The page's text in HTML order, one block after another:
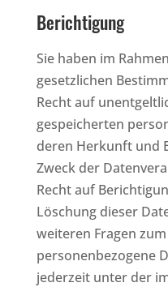
Berichtigung
Sie haben im
gesetzlichen
Recht auf
gespeicherten
deren Herkunft und
Zweck der
Recht auf
Löschung dieser
weiteren Fragen
personenbezogene
jederzeit unter der